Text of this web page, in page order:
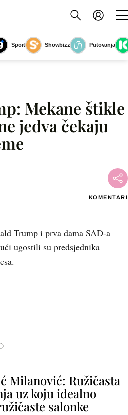
Sport Showbizz
Putovanja
Slika nije dostupna
Mekane štikle
jedva čekaju
KOMENTARI
Trump i prva dama SAD-a
ugostili su predsjednika
Milanović: Ružičasta
uz koju idealno
salonke